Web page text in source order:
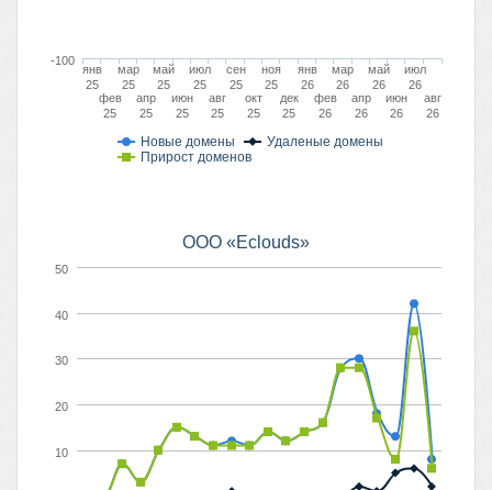
Новые домены
Удаленые домены
Прирост доменов
янв
25
фев
25
мар
25
апр
25
май
25
июн
25
июл
25
авг
25
сен
25
окт
25
ноя
25
дек
25
янв
26
фев
26
мар
26
апр
26
май
26
июн
26
июл
26
авг
26
-100
ООО «Eclouds»
10
20
30
40
50